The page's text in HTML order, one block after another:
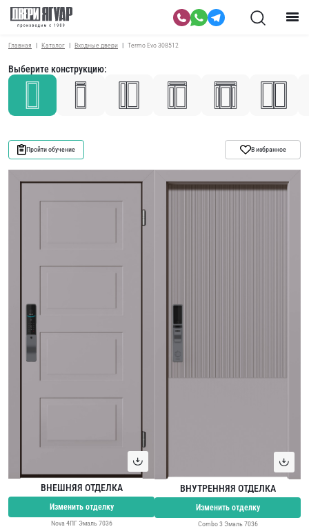
Главная Каталог Входные двери Termo Evo 308512
Выберите конструкцию:
Пройти обучение В избранное
ВНЕШНЯЯ ОТДЕЛКА
Изменить отделку
Nova 4ПГ Эмаль 7036
ВНУТРЕННЯЯ ОТДЕЛКА
Изменить отделку
Combo 3 Эмаль 7036